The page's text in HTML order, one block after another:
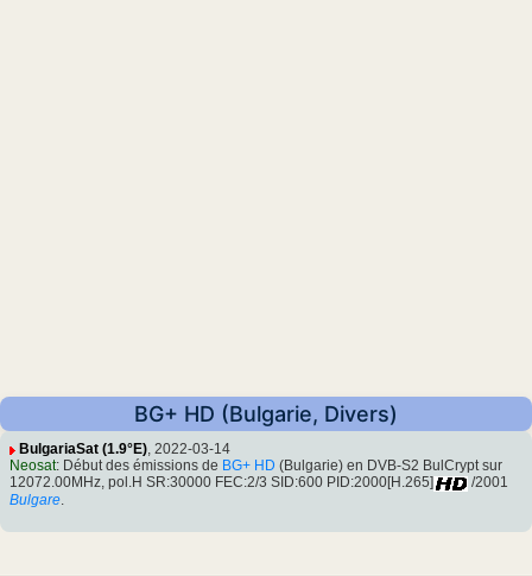
BG+ HD (Bulgarie, Divers)
BulgariaSat (1.9°E), 2022-03-14
Neosat: Début des émissions de BG+ HD (Bulgarie) en DVB-S2 BulCrypt sur
12072.00MHz, pol.H SR:30000 FEC:2/3 SID:600 PID:2000[H.265]
/2001
Bulgare